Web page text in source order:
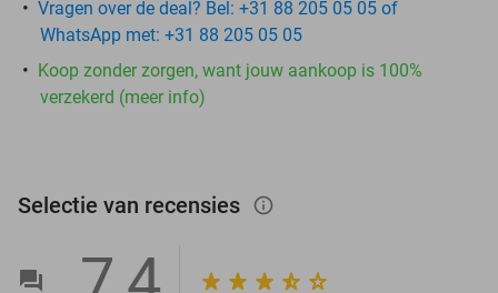
Vragen over de deal? Bel: +31 88 205 05 05 of
WhatsApp met: +31 88 205 05 05
Koop zonder zorgen, want jouw aankoop is 100%
verzekerd (meer info)
Selectie van recensies info_outlined